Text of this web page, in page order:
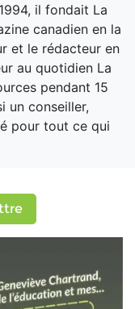
il fondait La
canadien en la
et le rédacteur en
au quotidien La
pendant 15
un conseiller,
pour tout ce qui